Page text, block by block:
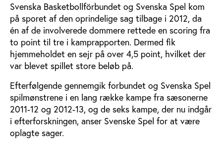
Svenska Basketbollförbundet og Svenska Spel kom
på sporet af den oprindelige sag tilbage i 2012, da
én af de involverede dommere rettede en scoring fra
to point til tre i kamprapporten. Dermed fik
hjemmeholdet en sejr på over 4,5 point, hvilket der
var blevet spillet store beløb på.
Efterfølgende gennemgik forbundet og Svenska Spel
spilmønstrene i en lang række kampe fra sæsonerne
2011-12 og 2012-13, og de seks kampe, der nu indgår
i efterforskningen, anser Svenske Spel for at være
oplagte sager.